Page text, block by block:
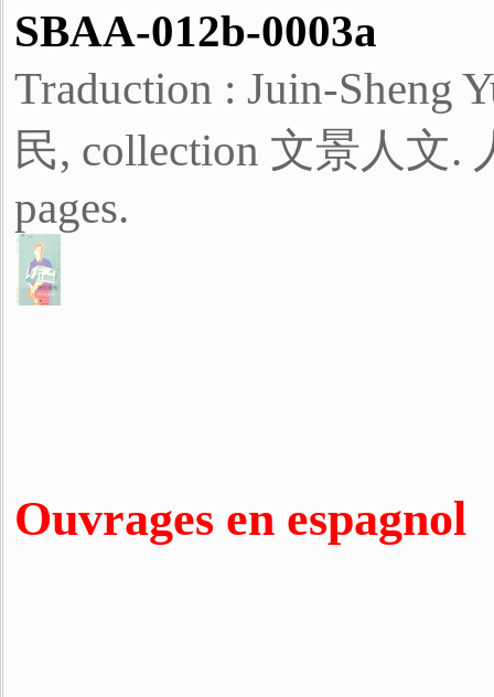
SBAA-012b-0003a
Traduction : Juin-Sheng
民, collection 文景人文.
pages.
Ouvrages en espagnol